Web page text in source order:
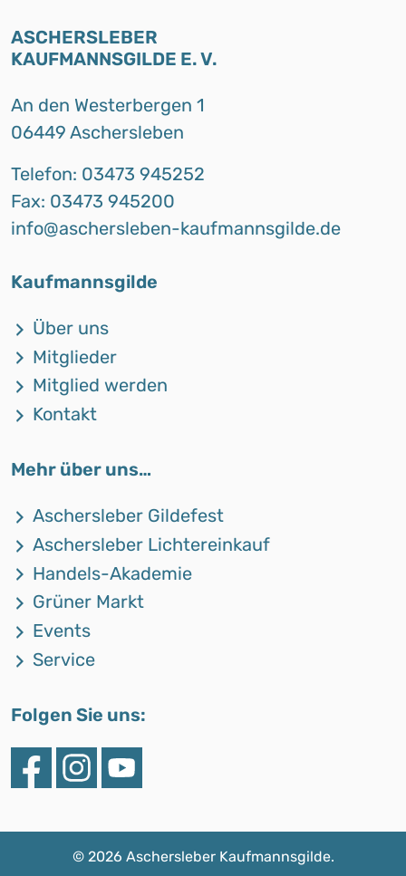
ASCHERSLEBER
KAUFMANNSGILDE E. V.
An den Westerbergen 1
06449 Aschersleben
Telefon: 03473 945252
Fax: 03473 945200
info@aschersleben-kaufmannsgilde.de
Kaufmannsgilde
Über uns
Mitglieder
Mitglied werden
Kontakt
Mehr über uns…
Aschersleber Gildefest
Aschersleber Lichtereinkauf
Handels-Akademie
Grüner Markt
Events
Service
Folgen Sie uns:
© 2026 Aschersleber Kaufmannsgilde.